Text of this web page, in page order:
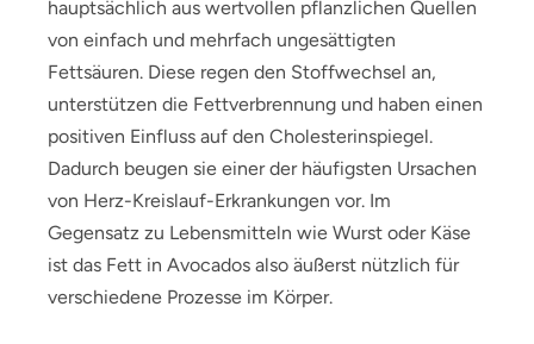
hauptsächlich aus wertvollen pflanzlichen Quellen
von einfach und mehrfach ungesättigten
Fettsäuren. Diese regen den Stoffwechsel an,
unterstützen die Fettverbrennung und haben einen
positiven Einfluss auf den Cholesterinspiegel.
Dadurch beugen sie einer der häufigsten Ursachen
von Herz-Kreislauf-Erkrankungen vor. Im
Gegensatz zu Lebensmitteln wie Wurst oder Käse
ist das Fett in Avocados also äußerst nützlich für
verschiedene Prozesse im Körper.